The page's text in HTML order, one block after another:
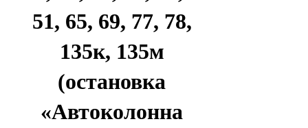
51, 65, 69, 77, 78,
135к, 135м
(остановка
«Автоколонна